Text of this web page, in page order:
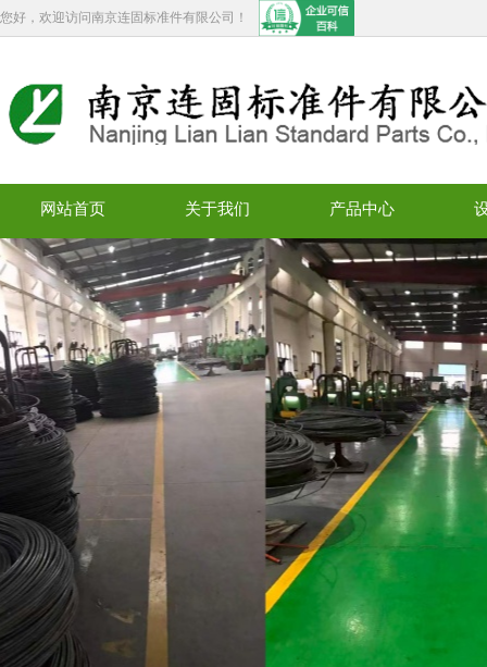
您好，欢迎访问南京连固标准件有限公司！
网站首页 关于我们 产品中心